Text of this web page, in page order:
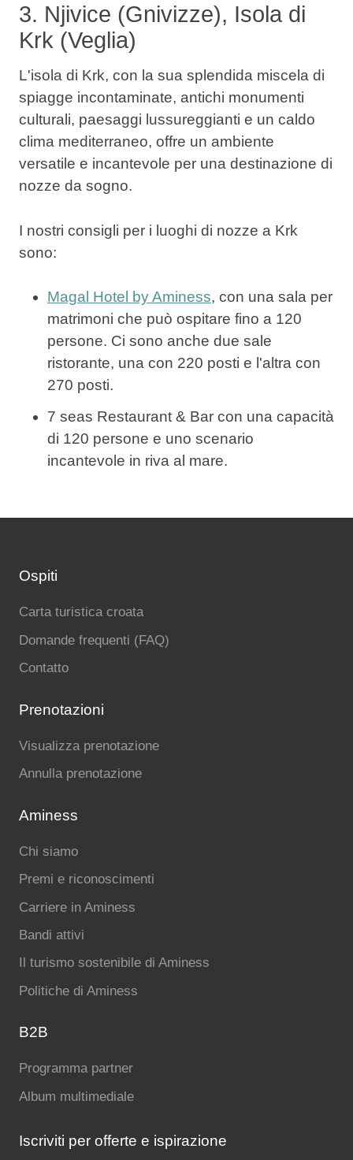
3. Njivice (Gnivizze), Isola di
Krk (Veglia)
L'isola di Krk, con la sua splendida miscela di
spiagge incontaminate, antichi monumenti
culturali, paesaggi lussureggianti e un caldo
clima mediterraneo, offre un ambiente
versatile e incantevole per una destinazione di
nozze da sogno.
I nostri consigli per i luoghi di nozze a Krk
sono:
Magal Hotel by Aminess, con una sala per
matrimoni che può ospitare fino a 120
persone. Ci sono anche due sale
ristorante, una con 220 posti e l'altra con
270 posti.
7 seas Restaurant & Bar con una capacità
di 120 persone e uno scenario
incantevole in riva al mare.
Ospiti
Carta turistica croata
Domande frequenti (FAQ)
Contatto
Prenotazioni
Visualizza prenotazione
Annulla prenotazione
Aminess
Chi siamo
Premi e riconoscimenti
Carriere in Aminess
Bandi attivi
Il turismo sostenibile di Aminess
Politiche di Aminess
B2B
Programma partner
Album multimediale
Iscriviti per offerte e ispirazione